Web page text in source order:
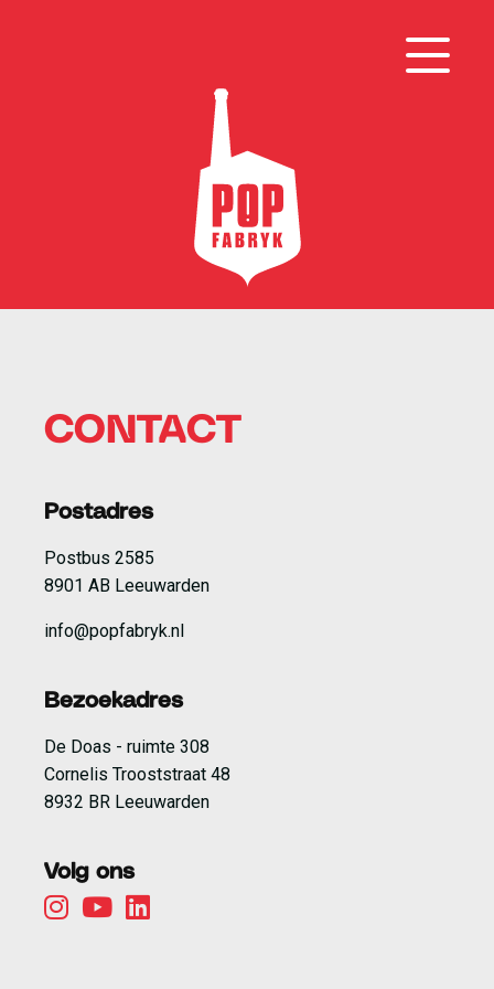
CONTACT
Postadres
Postbus 2585
8901 AB Leeuwarden
info@popfabryk.nl
Bezoekadres
De Doas - ruimte 308
Cornelis Trooststraat 48
8932 BR Leeuwarden
Volg ons